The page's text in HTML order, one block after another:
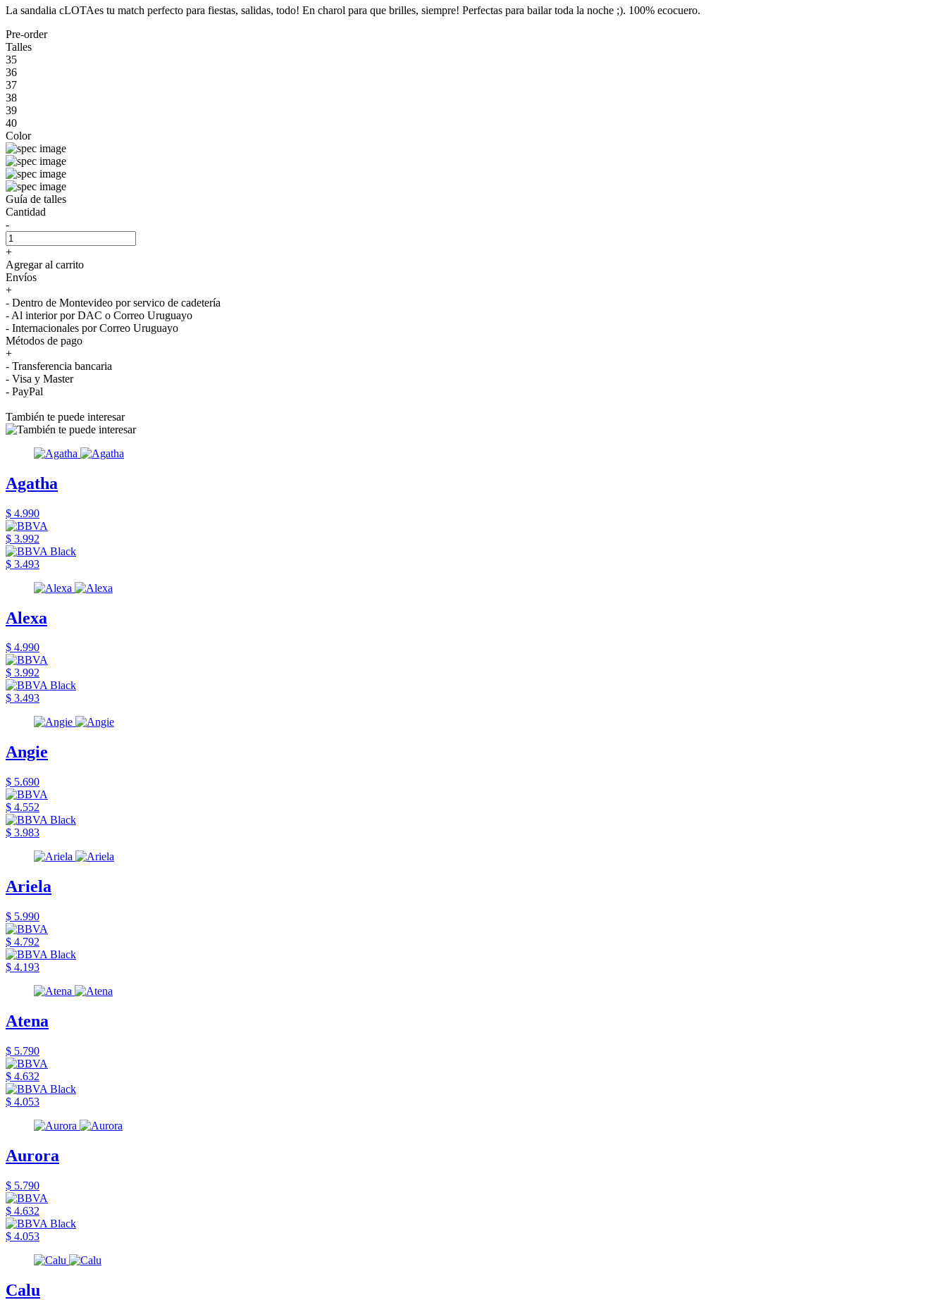
La sandalia cLOTAes tu match perfecto para fiestas, salidas, todo! En charol para que brilles, siempre! Perfectas para bailar toda la noche ;). 100% ecocuero.
Pre-order
Talles
35
36
37
38
39
40
Color
Guía de talles
Cantidad
-
+
Agregar al carrito
Envíos
+
- Dentro de Montevideo por servico de cadetería
- Al interior por DAC o Correo Uruguayo
- Internacionales por Correo Uruguayo
Métodos de pago
+
- Transferencia bancaria
- Visa y Master
- PayPal
También te puede interesar
Agatha
$ 4.990
$ 3.992
$ 3.493
Alexa
$ 4.990
$ 3.992
$ 3.493
Angie
$ 5.690
$ 4.552
$ 3.983
Ariela
$ 5.990
$ 4.792
$ 4.193
Atena
$ 5.790
$ 4.632
$ 4.053
Aurora
$ 5.790
$ 4.632
$ 4.053
Calu